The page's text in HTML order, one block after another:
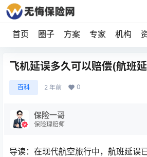
首页 圈子 方案 专家 机构
飞机延误多久可以赔偿(航班
百科 2 年前 0
保险一哥
保险理赔师
导读：在现代航空旅行中，航班延误